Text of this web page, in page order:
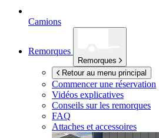
Camions
Remorques
Remorques
Retour au menu principal
Commencer une réservation
Vidéos explicatives
Conseils sur les remorques
FAQ
Attaches et accessoires